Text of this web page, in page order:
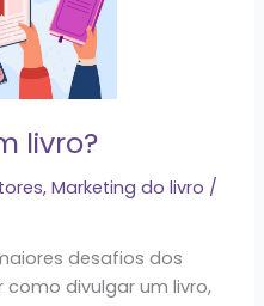
livro?
,Marketing do livro /
desafios dos
divulgar um livro,